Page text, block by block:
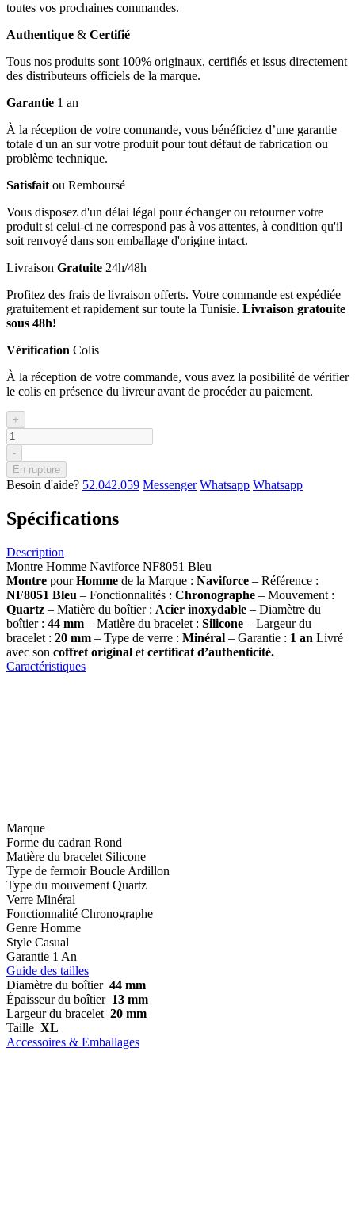
toutes vos prochaines commandes.
Authentique & Certifié
Tous nos produits sont 100% originaux, certifiés et issus directement
des distributeurs officiels de la marque.
Garantie 1 an
À la réception de votre commande, vous bénéficiez d’une garantie
totale d'un an sur votre produit pour tout défaut de fabrication ou
problème technique.
Satisfait ou Remboursé
Vous disposez d'un délai légal pour échanger ou retourner votre
produit si celui-ci ne correspond pas à vos attentes, à condition qu'il
soit renvoyé dans son emballage d'origine intact.
Livraison Gratuite 24h/48h
Profitez des frais de livraison offerts. Votre commande est expédiée
gratuitement et rapidement sur toute la Tunisie. Livraison gratouite
sous 48h!
Vérification Colis
À la réception de votre commande, vous avez la posibilité de vérifier
le colis en présence du livreur avant de procéder au paiement.
+
-
En rupture
Besoin d'aide? 52.042.059 Messenger Whatsapp Whatsapp
Spécifications
Description
Montre Homme Naviforce NF8051 Bleu
Montre pourHomme de la Marque : Naviforce – Référence :
NF8051 Bleu – Fonctionnalités : Chronographe – Mouvement :
Quartz – Matière du boîtier : Acier inoxydable – Diamètre du
boîtier : 44 mm – Matière du bracelet : Silicone – Largeur du
bracelet : 20 mm – Type de verre : Minéral – Garantie : 1 an Livré
avec son coffret original et certificat d’authenticité.
Caractéristiques
Marque
Forme du cadran Rond
Matière du bracelet Silicone
Type de fermoir Boucle Ardillon
Type du mouvement Quartz
Verre Minéral
Fonctionnalité Chronographe
Genre Homme
Style Casual
Garantie 1 An
Guide des tailles
Diamètre du boîtier 44 mm
Épaisseur du boîtier 13 mm
Largeur du bracelet 20 mm
Taille XL
Accessoires & Emballages